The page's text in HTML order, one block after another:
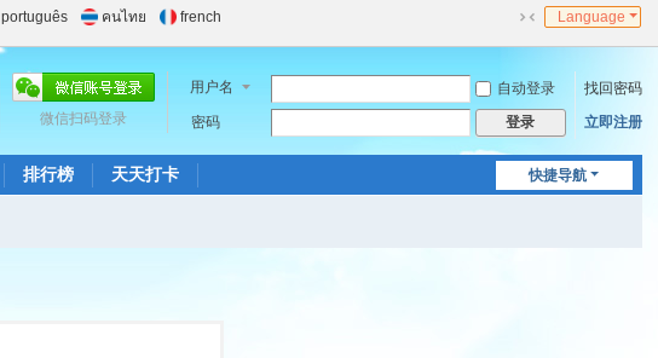
português คนไทย french
到
窄
版
Language
用户名 自动登录
找回密码
密码
登录 立即注册
微信扫码登录
快捷导航
排行榜 天天打卡